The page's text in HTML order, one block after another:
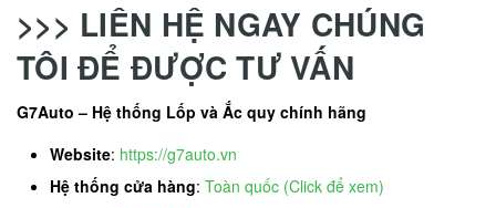
>>> LIÊN HỆ NGAY CHÚNG
TÔI ĐỂ ĐƯỢC TƯ VẤN
G7Auto – Hệ thống Lốp và Ắc quy chính hãng
Website: https://g7auto.vn
Hệ thống cửa hàng: Toàn quốc (Click để xem)